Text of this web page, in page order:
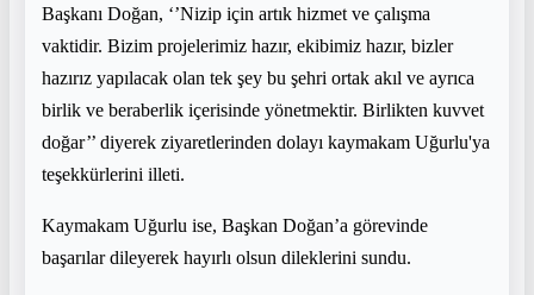
Başkanı Doğan, ‘’Nizip için artık hizmet ve çalışma
vaktidir. Bizim projelerimiz hazır, ekibimiz hazır, bizler
hazırız yapılacak olan tek şey bu şehri ortak akıl ve ayrıca
birlik ve beraberlik içerisinde yönetmektir. Birlikten kuvvet
doğar’’ diyerek ziyaretlerinden dolayı kaymakam Uğurlu'ya
teşekkürlerini illeti.
Kaymakam Uğurlu ise, Başkan Doğan’a görevinde
başarılar dileyerek hayırlı olsun dileklerini sundu.